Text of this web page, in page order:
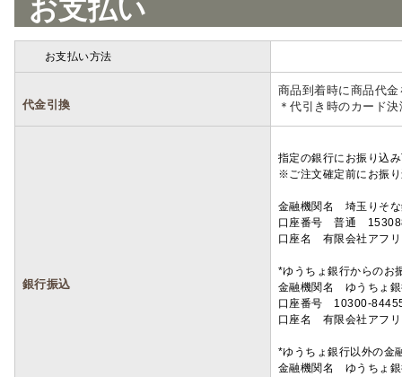
お支払い
お支払い方法
代金引換
商品到着時に商品代
＊代引き時のカード
銀行振込
指定の銀行にお振り込
※ご注文確定前にお振
金融機関名 埼玉りそ
口座番号 普通
口座名 有限会社アフ
*ゆうちょ銀行からのお
金融機関名 ゆうちょ
口座番号 10300-
口座名 有限会社アフ
*ゆうちょ銀行以外の金
金融機関名 ゆうちょ